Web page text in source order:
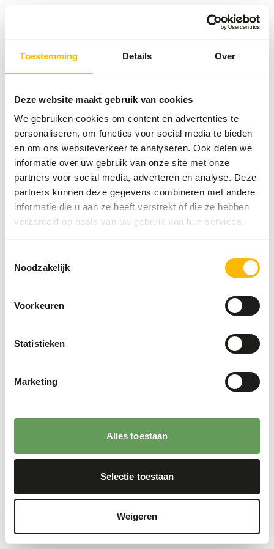
Toestemming Details Over
Deze website maakt gebruik van cookies
We gebruiken cookies om content en advertenties te
personaliseren, om functies voor social media te bieden
en om ons websiteverkeer te analyseren. Ook delen we
informatie over uw gebruik van onze site met onze
partners voor social media, adverteren en analyse. Deze
partners kunnen deze gegevens combineren met andere
informatie die u aan ze heeft verstrekt of die ze hebben
verzameld op basis van uw gebruik van hun services.
Noodzakelijk
Voorkeuren
Statistieken
Marketing
Alles toestaan
Selectie toestaan
Weigeren
Something went wrong!